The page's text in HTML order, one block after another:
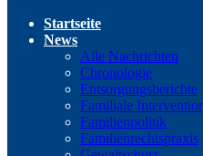
Startseite
News
Alle Nachrichten
Chronologie
Entsorgungsberichte
Familiale
Familienpolitik
Familienrechtspraxis